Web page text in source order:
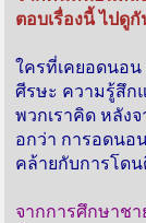
ตอบเรื่องนี้ ไปดู
ใครที่เคยอดนอ
ศีรษะ ความรู้สึก
พวกเราคิด หลัง
อกว่า การอดนอ
คล้ายกับการโดน
จากการศึกษาช